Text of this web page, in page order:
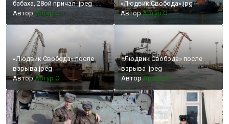
бабаха, 28ой причал .jpeg
АвторАртур О
«Людвик Свобода».jpg
АвторАртур О
«Людвик Свобода» после
взрыва.jpeg
АвторАртур О
«Людвик Свобода» после
взрыва .jpeg
АвторАртур О